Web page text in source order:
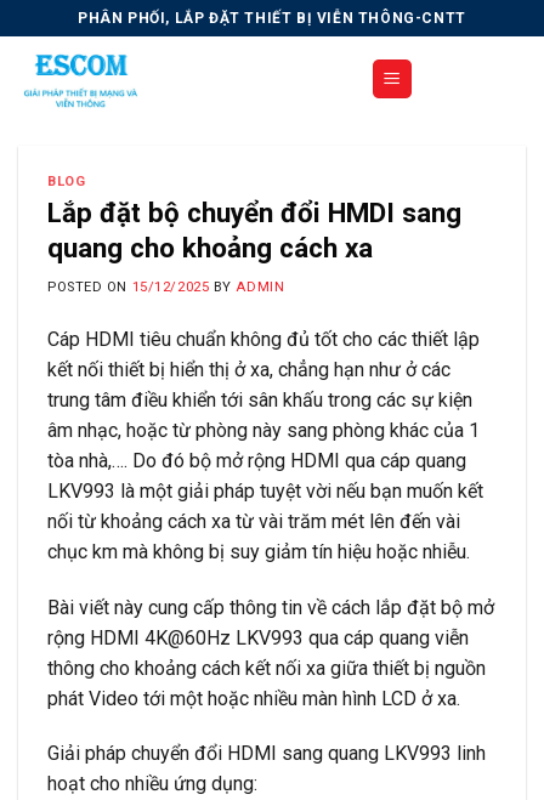
to
content
PHÂN PHỐI, LẮP ĐẶT THIẾT BỊ VIỄN THÔNG-CNTT
BLOG
Lắp đặt bộ chuyển đổi HMDI sang
quang cho khoảng cách xa
POSTED ON 15/12/2025 BYADMIN
Cáp HDMI tiêu chuẩn không đủ tốt cho các thiết lập
kết nối thiết bị hiển thị ở xa, chẳng hạn như ở các
trung tâm điều khiển tới sân khấu trong các sự kiện
âm nhạc, hoặc từ phòng này sang phòng khác của 1
tòa nhà,…. Do đó bộ mở rộng HDMI qua cáp quang
LKV993 là một giải pháp tuyệt vời nếu bạn muốn kết
nối từ khoảng cách xa từ vài trăm mét lên đến vài
chục km mà không bị suy giảm tín hiệu hoặc nhiễu.
Bài viết này cung cấp thông tin về cách lắp đặt bộ mở
rộng HDMI 4K@60Hz LKV993 qua cáp quang viễn
thông cho khoảng cách kết nối xa giữa thiết bị nguồn
phát Video tới một hoặc nhiều màn hình LCD ở xa.
Giải pháp chuyển đổi HDMI sang quang LKV993 linh
hoạt cho nhiều ứng dụng: